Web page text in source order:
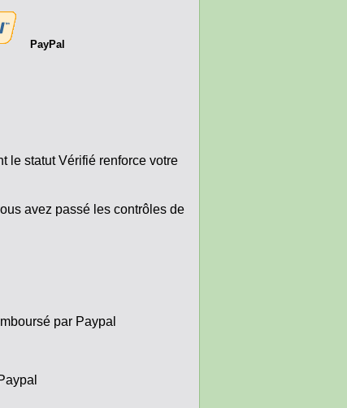
PayPal
le statut Vérifié renforce votre
avez passé les contrôles de
par Paypal